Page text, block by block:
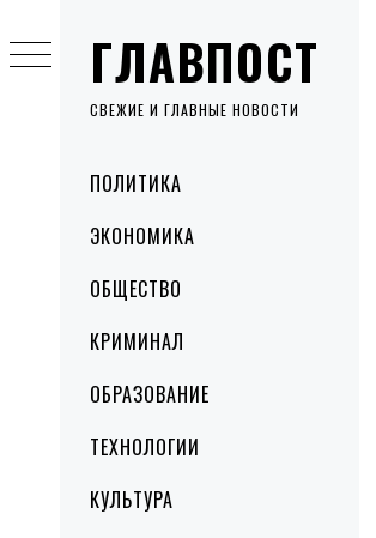
ГЛАВПОСТ
СВЕЖИЕ И ГЛАВНЫЕ НОВОСТИ
MenuПОЛИТИКА
ЭКОНОМИКА
ОБЩЕСТВО
КРИМИНАЛ
ОБРАЗОВАНИЕ
ТЕХНОЛОГИИ
КУЛЬТУРА
to
content